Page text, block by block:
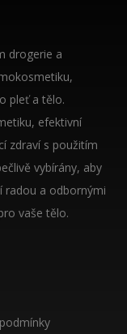
drogerie a
pleť a tělo.
efektivní
zdraví s použitím
vybírány, aby
radou a odbornými
vaše tělo.